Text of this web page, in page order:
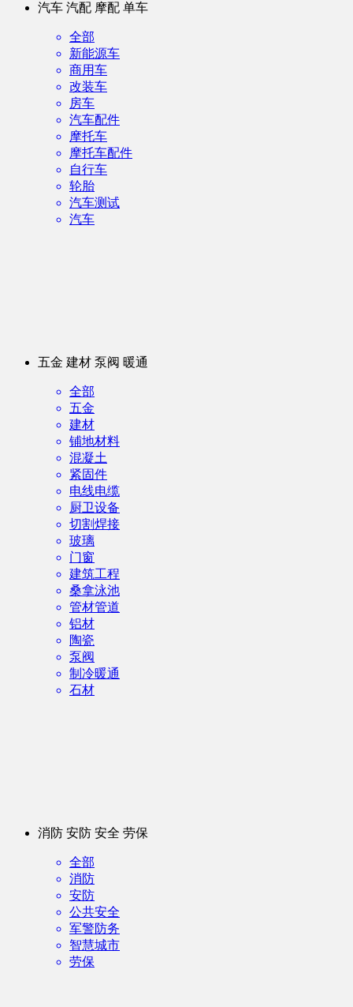
汽车 汽配 摩配 单车
全部
新能源车
商用车
改装车
房车
汽车配件
摩托车
摩托车配件
自行车
轮胎
汽车测试
汽车
五金 建材 泵阀 暖通
全部
五金
建材
铺地材料
混凝土
紧固件
电线电缆
厨卫设备
切割焊接
玻璃
门窗
建筑工程
桑拿泳池
管材管道
铝材
陶瓷
泵阀
制冷暖通
石材
消防 安防 安全 劳保
全部
消防
安防
公共安全
军警防务
智慧城市
劳保